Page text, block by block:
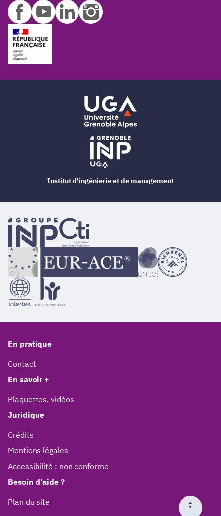
En pratique
Contact
En savoir +
Plaquettes, vidéos
Juridique
Crédits
Mentions légales
Accessibilité : non conforme
Besoin d'aide ?
Plan du site
Institut d'ingénierie et de management